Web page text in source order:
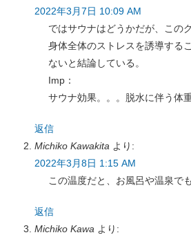
2022年3月7日 10:09 AM
ではサウナはどうかだが、この
身体全体のストレスを誘導する
ないと結論している。
Imp：
サウナ効果。。。脱水に伴う体
返信
Michiko Kawakita より:
2022年3月8日 1:15 AM
この温度だと、お風呂や温泉で
返信
Michiko Kawa より: